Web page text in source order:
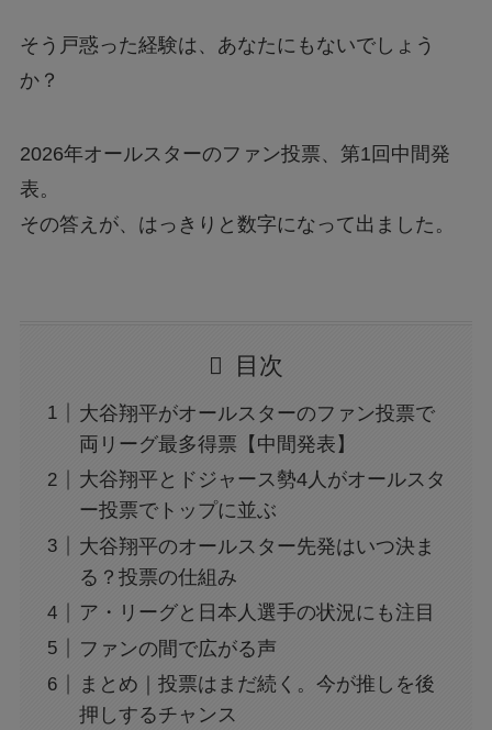
そう戸惑った経験は、あなたにもないでしょう
か？
2026年オールスターのファン投票、第1回中間発
表。
その答えが、はっきりと数字になって出ました。
目次
大谷翔平がオールスターのファン投票で
両リーグ最多得票【中間発表】
大谷翔平とドジャース勢4人がオールスタ
ー投票でトップに並ぶ
大谷翔平のオールスター先発はいつ決ま
る？投票の仕組み
ア・リーグと日本人選手の状況にも注目
ファンの間で広がる声
まとめ｜投票はまだ続く。今が推しを後
押しするチャンス